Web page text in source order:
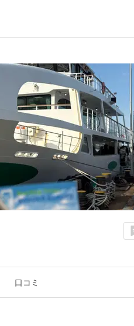
口コミ